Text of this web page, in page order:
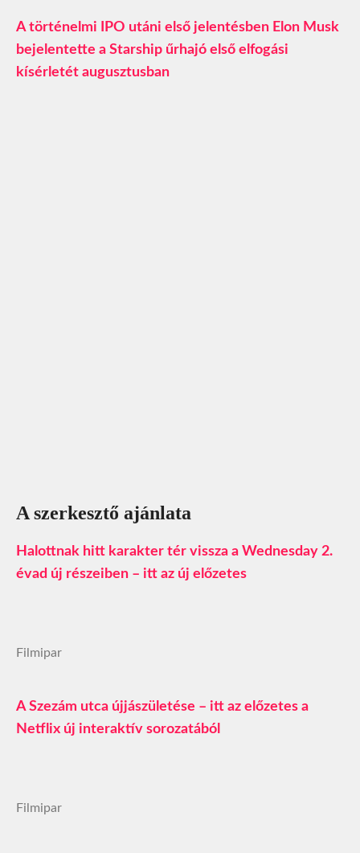
A történelmi IPO utáni első jelentésben Elon Musk
bejelentette a Starship űrhajó első elfogási
kísérletét augusztusban
A szerkesztő ajánlata
Halottnak hitt karakter tér vissza a Wednesday 2.
évad új részeiben – itt az új előzetes
Filmipar
A Szezám utca újjászületése – itt az előzetes a
Netflix új interaktív sorozatából
Filmipar